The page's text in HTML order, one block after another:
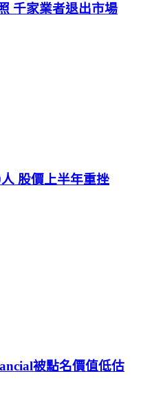
千家業者退出市場
股價上半年重挫
被點名價值低估